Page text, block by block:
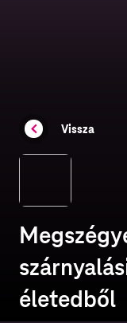
Vissza
életedből